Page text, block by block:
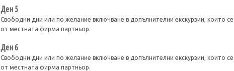
Ден 5
Свободни дни или по желание включване в допълнителни екскурзии, които
от местната фирма партньор.
Ден 6
Свободни дни или по желание включване в допълнителни екскурзии, които
от местната фирма партньор.